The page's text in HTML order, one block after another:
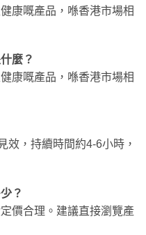
康嘅產品，喺香港市場相
麼？
康嘅產品，喺香港市場相
效，持續時間約4-6小時，
？
價合理。建議直接瀏覽產